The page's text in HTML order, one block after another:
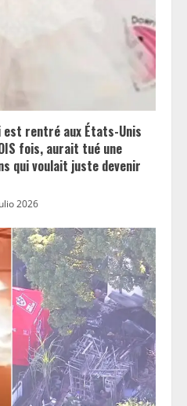
est rentré aux États-Unis
fois, aurait tué une
qui voulait juste devenir
2026